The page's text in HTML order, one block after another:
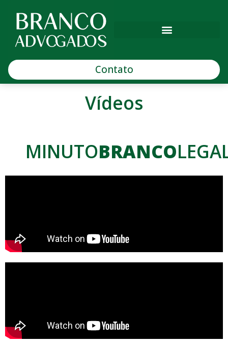
Contato
Vídeos
MINUTOBRANCO